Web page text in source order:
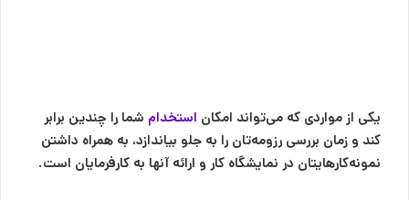
یکی از مواردی که می‌تواند امکان استخدام شما را چندین برابر
کند و زمان بررسی رزومه‌تان را به جلو بیاندازد، به همراه داشتن
نمونه‌کارهایتان در نمایشگاه کار و ارائه آنها به کارفرمایان است.